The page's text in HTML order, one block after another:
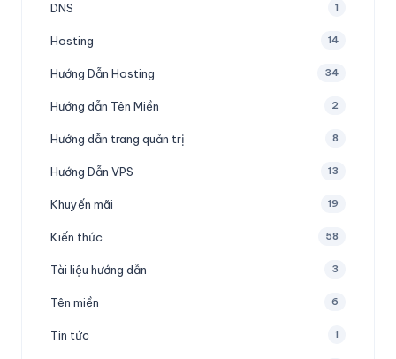
DNS 1
Hosting 14
Hướng Dẫn Hosting 34
Hướng dẫn Tên Miền 2
Hướng dẫn trang quản trị 8
Hướng Dẫn VPS 13
Khuyến mãi 19
Kiến thức 58
Tài liệu hướng dẫn 3
Tên miền 6
Tin tức 1